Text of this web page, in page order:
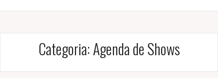
Categoria:Agenda de Shows